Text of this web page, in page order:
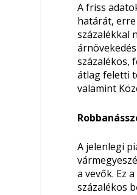
A friss
határát,
százalékkal
százalékos,
átlag feletti
valamint
A jelenlegi
a vevők. Ez
százalékos